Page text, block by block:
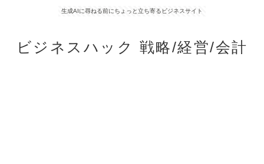
生成AIに尋ねる前にちょっと立ち寄るビジネスサイト
ビジネスハック 戦略/経営/会計